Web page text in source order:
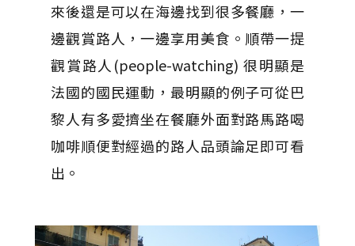
來後還是可以在海邊找到很多餐廳，一
邊觀賞路人，一邊享用美食。順帶一提
觀賞路人(people-watching) 很明顯是
法國的國民運動，最明顯的例子可從巴
黎人有多愛擠坐在餐廳外面對路馬路喝
咖啡順便對經過的路人品頭論足即可看
出。